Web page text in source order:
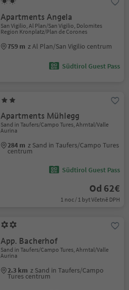
Apartments Angela
San Vigilio, Al Plan/San Vigilio, Dolomites
Region Kronplatz/Plan de Corones
759 m z Al Plan/San Vigilio centrum
Südtirol Guest Pass
Apartments Mühlegg
Sand in Taufers/Campo Tures, Ahrntal/Valle
Aurina
284 m z Sand in Taufers/Campo Tures
centrum
Südtirol Guest Pass
Od 62€
1 noc / 1 byt Včetně DPH
App. Bacherhof
Sand in Taufers/Campo Tures, Ahrntal/Valle
Aurina
2.3 km z Sand in Taufers/Campo
Tures centrum